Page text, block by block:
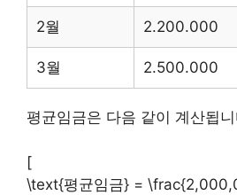
2월 2.200.000
3월 2.500.000
평균임금은 다음 같이 계산됩
[
\text{평균임금} =